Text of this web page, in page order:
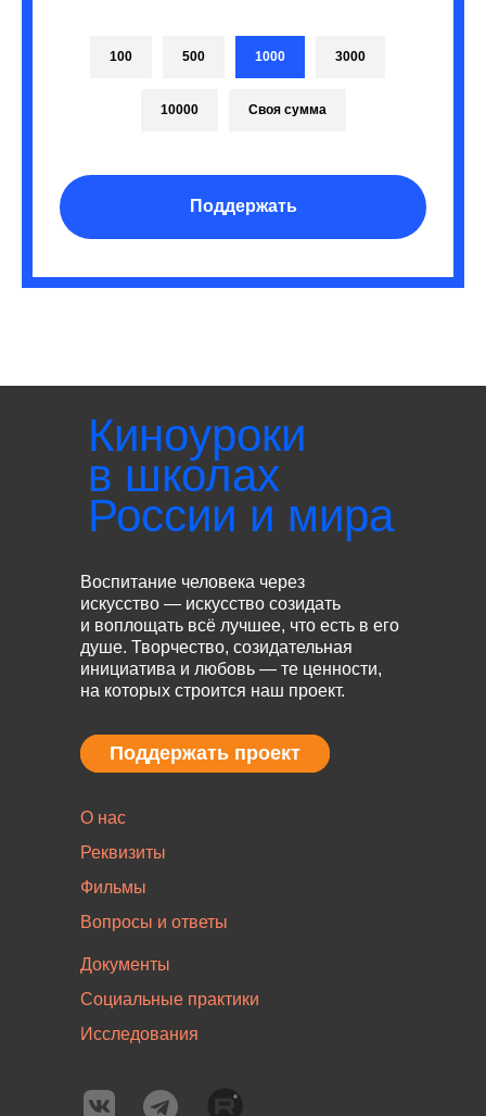
100 500 1000 3000
10000 Своя сумма
Поддержать
Киноуроки
в школах
России и мира
Воспитание человека через
искусство — искусство созидать
и воплощать всё лучшее, что есть в его
душе. Творчество, созидательная
инициатива и любовь — те ценности,
на которых строится наш проект.
Документы
Социальные практики
Исследования
О нас
Реквизиты
Фильмы
Вопросы и ответы
Поддержать проект
Поддержать проект